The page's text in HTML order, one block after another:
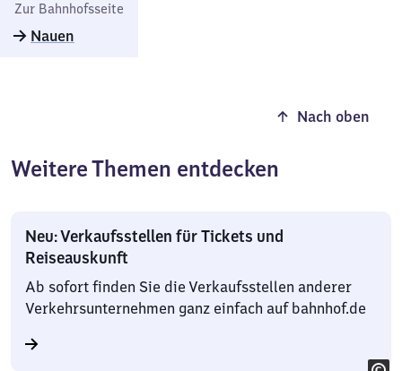
Zur Bahnhofsseite
Nauen
Nach oben
Weitere Themen entdecken
Neu: Verkaufsstellen für Tickets und
Reiseauskunft
Ab sofort finden Sie die Verkaufsstellen anderer
Verkehrsunternehmen ganz einfach auf bahnhof.de